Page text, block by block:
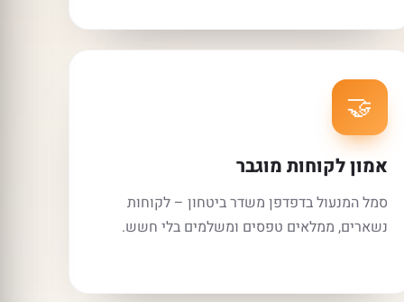
🤝
אמון לקוחות מוגבר
סמל המנעול בדפדפן משדר ביטחון – לקוחות
נשארים, ממלאים טפסים ומשלמים בלי חשש.